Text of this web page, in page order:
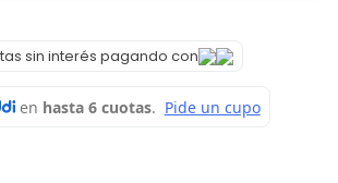
sin interés pagando con